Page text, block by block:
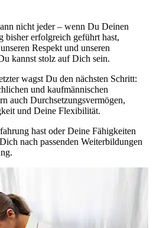
nicht jeder – wenn Du Deinen
erfolgreich geführt hast,
Respekt und unseren
kannst stolz auf Dich sein.
wagst Du den nächsten Schritt:
und kaufmännischen
auch Durchsetzungsvermögen,
und Deine Flexibilität.
hast oder Deine Fähigkeiten
nach passenden Weiterbildungen